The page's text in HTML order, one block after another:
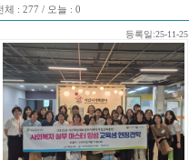
체 : 277 / 오늘 : 0
등록일:25-11-25